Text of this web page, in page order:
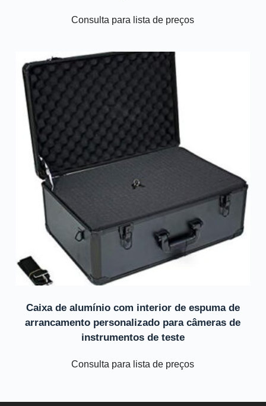
Consulta para lista de preços
Caixa de alumínio com interior de espuma de
arrancamento personalizado para câmeras de
instrumentos de teste
Consulta para lista de preços